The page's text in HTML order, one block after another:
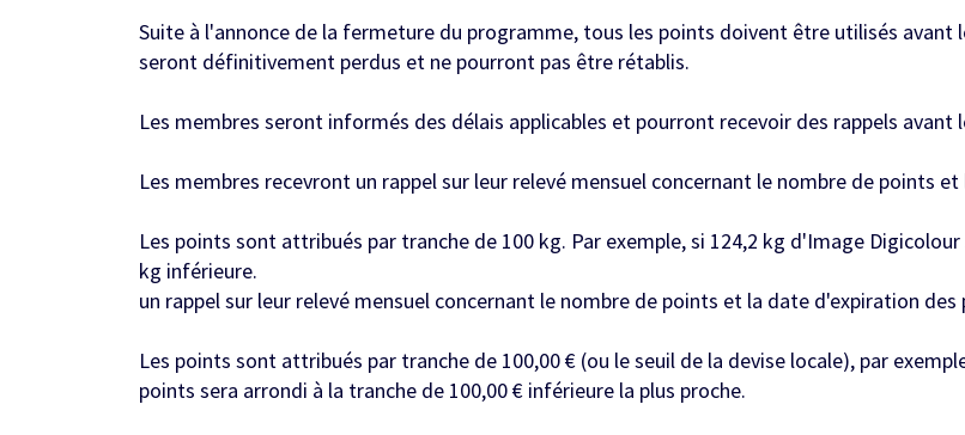
Suite à l'annonce de la fermeture du programme, tous les points doivent être utilisés avant
seront définitivement perdus et ne pourront pas être rétablis.
Les membres seront informés des délais applicables et pourront recevoir des rappels avant
Les membres recevront un rappel sur leur relevé mensuel concernant le nombre de points
Les points sont attribués par tranche de 100 kg. Par exemple, si 124,2 kg d'Image
kg inférieure.
un rappel sur leur relevé mensuel concernant le nombre de points et la date d'expiration des
Les points sont attribués par tranche de 100,00 € (ou le seuil de la devise locale), par
points sera arrondi à la tranche de 100,00 € inférieure la plus proche.